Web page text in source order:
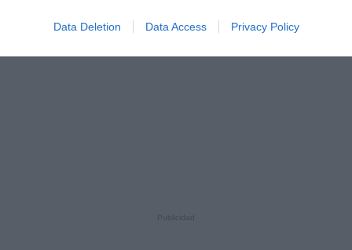
Data Deletion Data Access Privacy Policy